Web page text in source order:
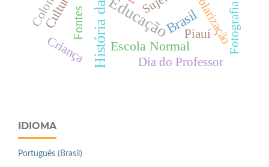
EducaçãoBrasil
Escola Normal
Dia do Professor
Fontes Piauí Fotografia
Criança
IDIOMA
Português (Brasil)